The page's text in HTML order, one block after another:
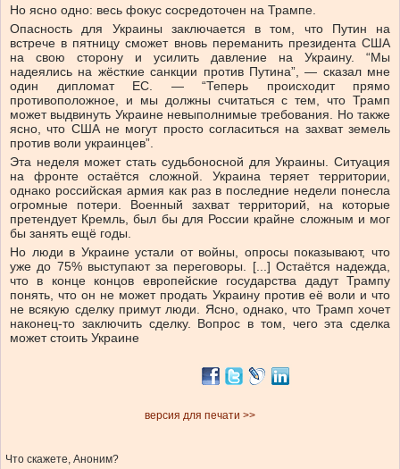
Но ясно одно: весь фокус сосредоточен на Трампе.
Опасность для Украины заключается в том, что Путин на
встрече в пятницу сможет вновь переманить президента США
на свою сторону и усилить давление на Украину. “Мы
надеялись на жёсткие санкции против Путина”, — сказал мне
один дипломат ЕС. — “Теперь происходит прямо
противоположное, и мы должны считаться с тем, что Трамп
может выдвинуть Украине невыполнимые требования. Но также
ясно, что США не могут просто согласиться на захват земель
против воли украинцев”.
Эта неделя может стать судьбоносной для Украины. Ситуация
на фронте остаётся сложной. Украина теряет территории,
однако российская армия как раз в последние недели понесла
огромные потери. Военный захват территорий, на которые
претендует Кремль, был бы для России крайне сложным и мог
бы занять ещё годы.
Но люди в Украине устали от войны, опросы показывают, что
уже до 75% выступают за переговоры. [...] Остаётся надежда,
что в конце концов европейские государства дадут Трампу
понять, что он не может продать Украину против её воли и что
не всякую сделку примут люди. Ясно, однако, что Трамп хочет
наконец-то заключить сделку. Вопрос в том, чего эта сделка
может стоить Украине
версия для печати >>
Что скажете, Аноним?